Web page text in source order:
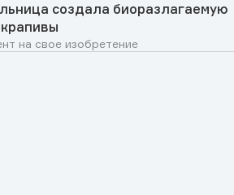
создала биоразлагаемую
на свое изобретение